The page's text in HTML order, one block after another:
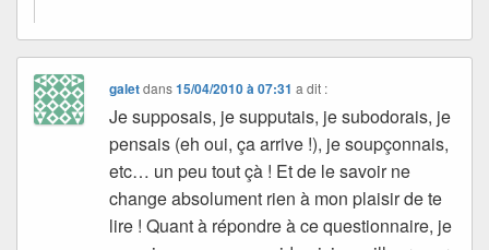
galetdans15/04/2010 à 07:31 a dit :
Je supposais, je supputais, je subodorais, je
pensais (eh oui, ça arrive !), je soupçonnais,
etc… un peu tout çà ! Et de le savoir ne
change absolument rien à mon plaisir de te
lire ! Quant à répondre à ce questionnaire, je